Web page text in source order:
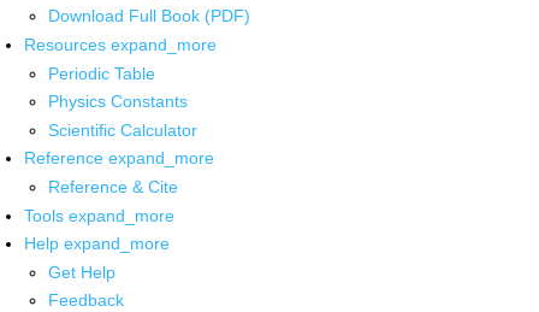
Download Full Book (PDF)
Resources expand_more
Periodic Table
Physics Constants
Scientific Calculator
Reference expand_more
Reference & Cite
Tools expand_more
Help expand_more
Get Help
Feedback